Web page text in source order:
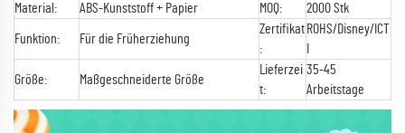
Material:
ABS-Kunststoff + Papier MOQ: 2000 Stk
Funktion: Für die Früherziehung
Zertifikat
:
ROHS/Disney/ICT
Größe: Maßgeschneiderte Größe
Lieferzei
t:
35-45
Arbeitstage